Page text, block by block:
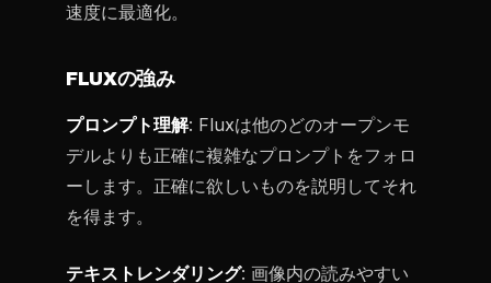
速度に最適化。
FLUXの強み
プロンプト理解: Fluxは他のどのオープンモ
デルよりも正確に複雑なプロンプトをフォロ
ーします。正確に欲しいものを説明してそれ
を得ます。
テキストレンダリング: 画像内の読みやすい